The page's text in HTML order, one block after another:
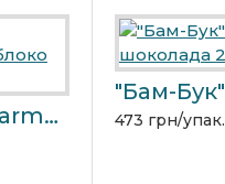
Конфеты "MarmeLady" яблоко 1,5кг 387 грн/упак.
473 грн/упак.